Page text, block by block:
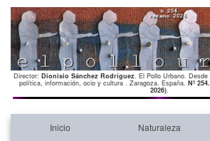
Director: Dionisio Sánchez Rodríguez. El Pollo Urbano.
política, información, ocio y cultura . Zaragoza. España. Nº
2026).
Inicio Naturaleza